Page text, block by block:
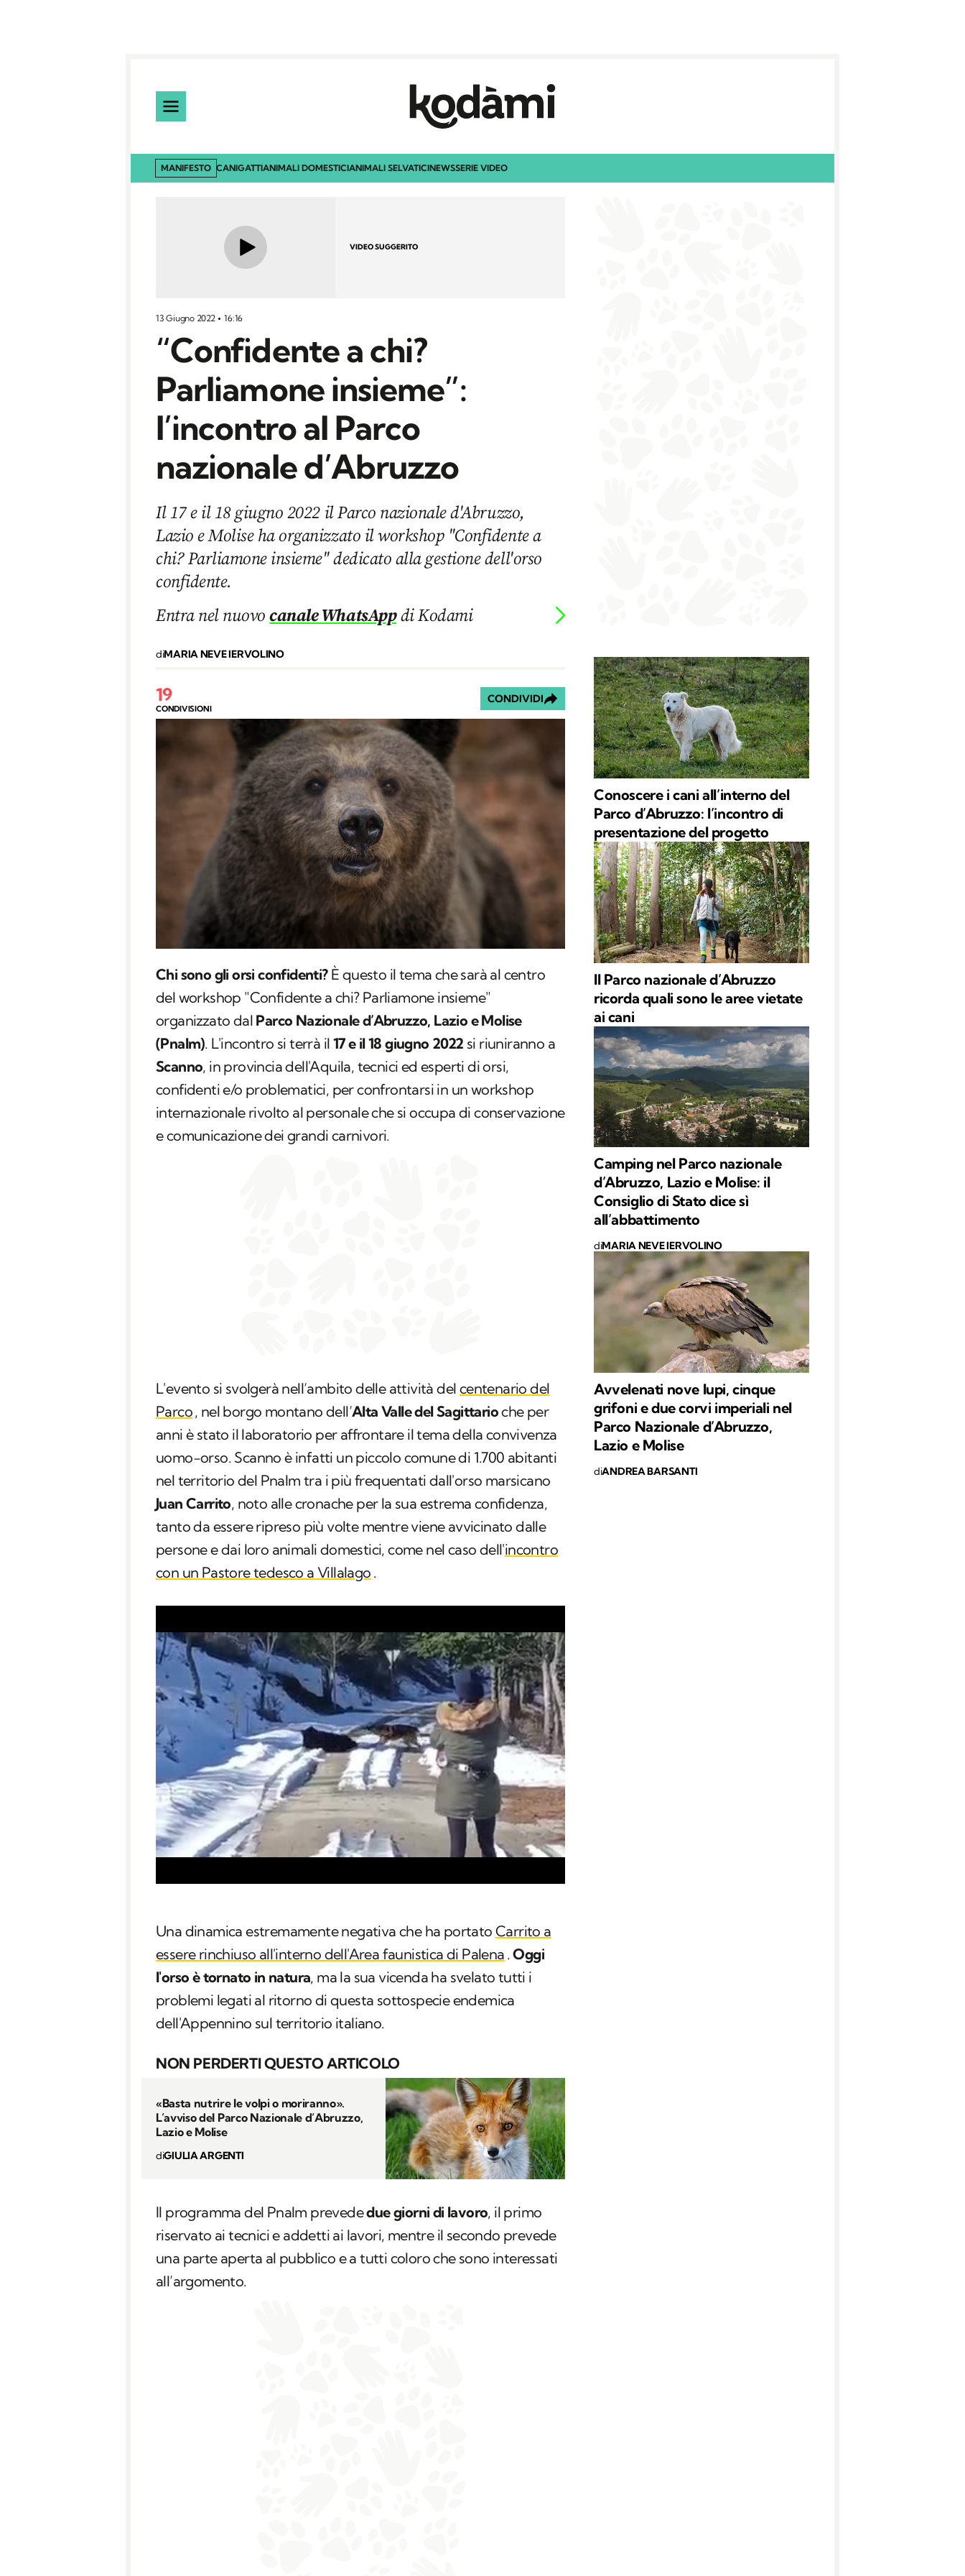
MANIFESTO CANIGATTIANIMALI DOMESTICIANIMALI SELVATICINEWSSERIE VIDEO
VIDEO SUGGERITO
13 Giugno 2022 16:16
“Confidente a chi?
Parliamone insieme”:
l’incontro al Parco
nazionale d’Abruzzo
Il 17 e il 18 giugno 2022 il Parco nazionale d'Abruzzo,
Lazio e Molise ha organizzato il workshop "Confidente a
chi? Parliamone insieme" dedicato alla gestione dell'orso
confidente.
Entra nel nuovocanale WhatsAppdi Kodami
diMARIA NEVE IERVOLINO
19
CONDIVISIONI
CONDIVIDI
Chi sono gli orsi confidenti? È questo il tema che sarà al centro
del workshop "Confidente a chi? Parliamone insieme"
organizzato dal Parco Nazionale d’Abruzzo, Lazio e Molise
(Pnalm). L'incontro si terrà il 17 e il 18 giugno 2022 si riuniranno a
Scanno, in provincia dell'Aquila, tecnici ed esperti di orsi,
confidenti e/o problematici, per confrontarsi in un workshop
internazionale rivolto al personale che si occupa di conservazione
e comunicazione dei grandi carnivori.
L'evento si svolgerà nell’ambito delle attività del centenario del
Parco, nel borgo montano dell’Alta Valle del Sagittarioche per
anni è stato il laboratorio per affrontare il tema della convivenza
uomo-orso. Scanno è infatti un piccolo comune di 1.700 abitanti
nel territorio del Pnalm tra i più frequentati dall'orso marsicano
Juan Carrito, noto alle cronache per la sua estrema confidenza,
tanto da essere ripreso più volte mentre viene avvicinato dalle
persone e dai loro animali domestici, come nel caso dell'incontro
con un Pastore tedesco a Villalago .
Una dinamica estremamente negativa che ha portato Carrito a
essere rinchiuso all'interno dell'Area faunistica di Palena .Oggi
l'orso è tornato in natura, ma la sua vicenda ha svelato tutti i
problemi legati al ritorno di questa sottospecie endemica
dell'Appennino sul territorio italiano.
NON PERDERTI QUESTO ARTICOLO
«Basta nutrire le volpi o moriranno».
L’avviso del Parco Nazionale d’Abruzzo,
Lazio e Molise
diGIULIA ARGENTI
Il programma del Pnalm prevededue giorni di lavoro, il primo
riservato ai tecnici e addetti ai lavori, mentre il secondo prevede
una parte aperta al pubblico e a tutti coloro che sono interessati
all’argomento.
Conoscere i cani all’interno del
Parco d’Abruzzo: l’incontro di
presentazione del progetto
Il Parco nazionale d’Abruzzo
ricorda quali sono le aree vietate
ai cani
Camping nel Parco nazionale
d’Abruzzo, Lazio e Molise: il
Consiglio di Stato dice sì
all’abbattimento
diMARIA NEVE IERVOLINO
Avvelenati nove lupi, cinque
grifoni e due corvi imperiali nel
Parco Nazionale d’Abruzzo,
Lazio e Molise
diANDREA BARSANTI